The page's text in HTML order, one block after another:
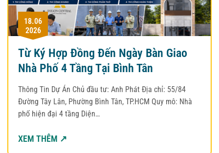
18.06
2026
Từ Ký Hợp Đồng Đến Ngày Bàn Giao
Nhà Phố 4 Tầng Tại Bình Tân
Thông Tin Dự Án Chủ đầu tư: Anh Phát Địa chỉ: 55/84
Đường Tây Lân, Phường Bình Tân, TP.HCM Quy mô: Nhà
phố hiện đại 4 tầng Diện…
XEM THÊM ↗